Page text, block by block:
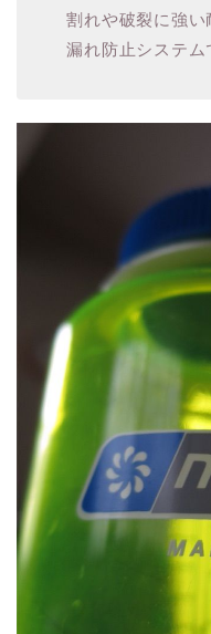
割れや破裂に強
漏れ防止システム